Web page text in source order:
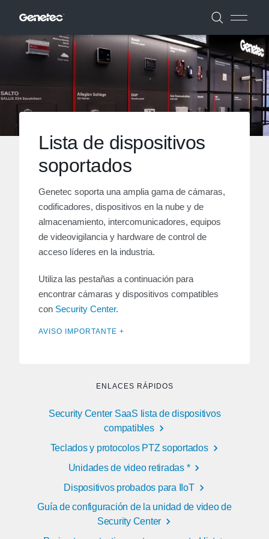
Lista de dispositivos
soportados
Genetec soporta una amplia gama de cámaras,
codificadores, dispositivos en la nube y de
almacenamiento, intercomunicadores, equipos
de videovigilancia y hardware de control de
acceso líderes en la industria.
Utiliza las pestañas a continuación para
encontrar cámaras y dispositivos compatibles
con Security Center.
AVISO IMPORTANTE +
ENLACES RÁPIDOS
Security Center SaaS lista de dispositivos
compatibles
Teclados y protocolos PTZ soportados
Unidades de video retiradas *
Dispositivos probados para IIoT
Guía de configuración de la unidad de video de
Security Center